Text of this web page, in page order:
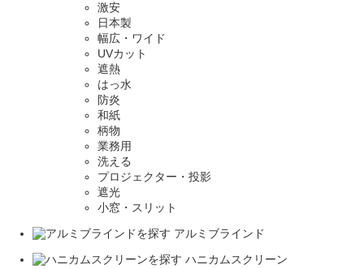
激安
日本製
幅広・ワイド
UVカット
遮熱
はっ水
防炎
和紙
柄物
業務用
洗える
プロジェクター・投影
遮光
小窓・スリット
アルミブラインド
ハニカムスクリーン